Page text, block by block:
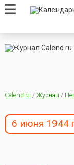
Calend.ru / Журнал /
6 июня 1944